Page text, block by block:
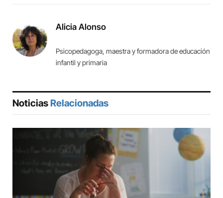
Alicia Alonso
Psicopedagoga, maestra y formadora de educación
infantil y primaria
Noticias Relacionadas